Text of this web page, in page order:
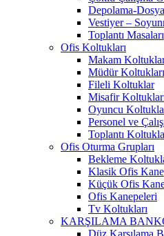
Depolama-
Vestiyer –
Toplantı Masaları
Ofis Koltukları
Makam
Müdür Koltukları
Fileli Koltuklar
Misafir
Oyuncu
Personel ve
Toplantı
Ofis Oturma Grupları
Bekleme
Klasik Ofis
Küçük Ofis
Ofis Kanepeleri
Tv Koltukları
KARŞILAMA
Düz Karşılama